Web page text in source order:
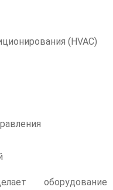
(HVAC)
оборудование